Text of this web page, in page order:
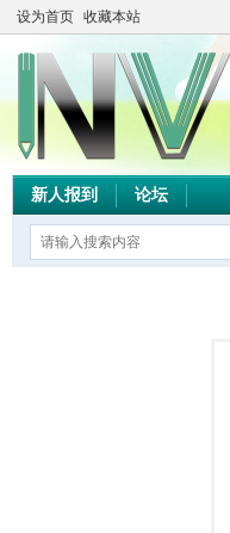
设为首页 收藏本站
新人报到 论坛